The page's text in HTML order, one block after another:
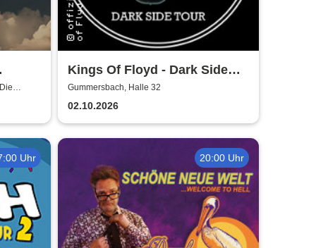
Kings Of Floyd - Dark Side
Tour
Gummersbach, Halle 32
02.10.2026
Uhr 20:00 Uhr